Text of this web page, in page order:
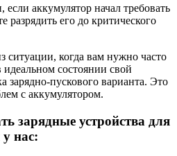
если аккумулятор начал требовать
разрядить его до критического
когда вам нужно часто
состоянии свой
зарядно-пускового варианта. Это
с аккумулятором.
зарядные устройства для
нас: